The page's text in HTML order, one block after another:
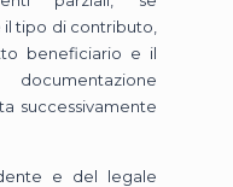
tipo di contributo,
beneficiario e il
successivamente
e del legale